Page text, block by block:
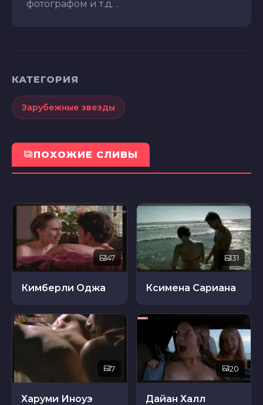
фотографом и т.д. .
КАТЕГОРИЯ
Зарубежные звезды
ПОХОЖИЕ СЛИВЫ
47
Кимберли Оджа
31
Ксимена Сариана
7
Харуми Иноуэ
20
Дайан Халл